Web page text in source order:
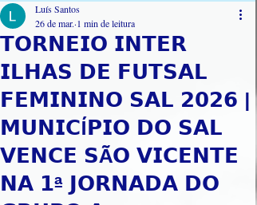
𝗧𝗢𝗥𝗡𝗘𝗜𝗢 𝗜𝗡𝗧𝗘𝗥
𝗜𝗟𝗛𝗔𝗦 𝗗𝗘 𝗙𝗨𝗧𝗦𝗔𝗟
𝗙𝗘𝗠𝗜𝗡𝗜𝗡𝗢 𝗦𝗔𝗟 𝟮𝟬𝟮𝟲 |
𝗠𝗨𝗡𝗜𝗖Í𝗣𝗜𝗢 𝗗𝗢 𝗦𝗔𝗟
𝗩𝗘𝗡𝗖𝗘 𝗦Ã𝗢 𝗩𝗜𝗖𝗘𝗡𝗧𝗘
𝗡𝗔 𝟭ª 𝗝𝗢𝗥𝗡𝗔𝗗𝗔 𝗗𝗢
Luís Santos
26 de mar. 1 min de leitura